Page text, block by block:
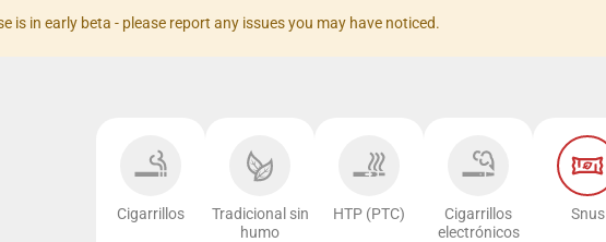
is in early beta - please report any issues you may have noticed.
Cigarrillos
Tradicional sin
humo
HTP (PTC)
Cigarrillos
electrónicos
Snus